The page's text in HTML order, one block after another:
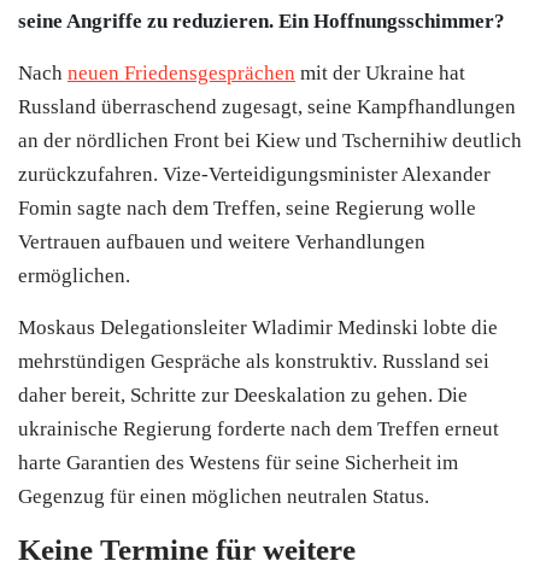
seine Angriffe zu reduzieren. Ein Hoffnungsschimmer?
Nach neuen Friedensgesprächen mit der Ukraine hat
Russland überraschend zugesagt, seine Kampfhandlungen
an der nördlichen Front bei Kiew und Tschernihiw deutlich
zurückzufahren. Vize-Verteidigungsminister Alexander
Fomin sagte nach dem Treffen, seine Regierung wolle
Vertrauen aufbauen und weitere Verhandlungen
ermöglichen.
Moskaus Delegationsleiter Wladimir Medinski lobte die
mehrstündigen Gespräche als konstruktiv. Russland sei
daher bereit, Schritte zur Deeskalation zu gehen. Die
ukrainische Regierung forderte nach dem Treffen erneut
harte Garantien des Westens für seine Sicherheit im
Gegenzug für einen möglichen neutralen Status.
Keine Termine für weitere